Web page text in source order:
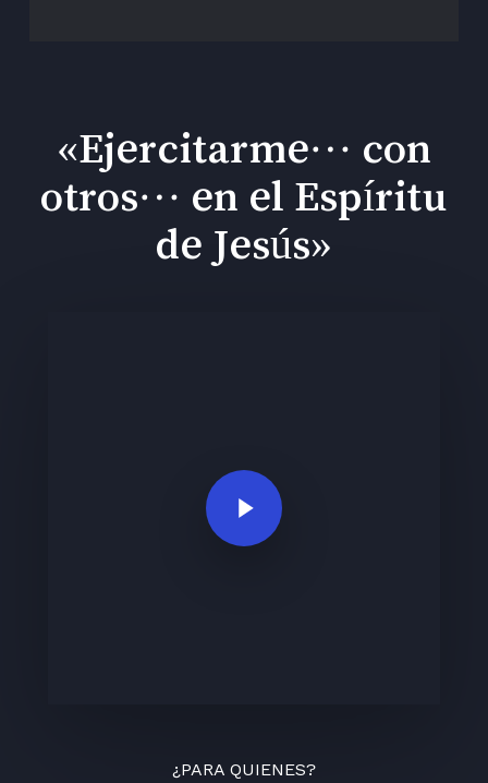
«Ejercitarme… con
otros… en el Espíritu
de Jesús»
Play Video
¿PARA QUIENES?